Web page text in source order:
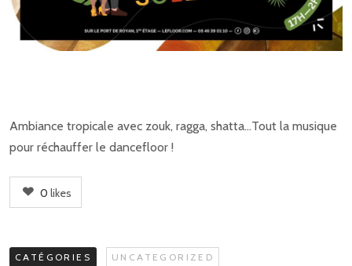
Ambiance tropicale avec zouk, ragga, shatta…Tout la musique
pour réchauffer le dancefloor !
0 likes
CATÉGORIES UNCATEGORIZED